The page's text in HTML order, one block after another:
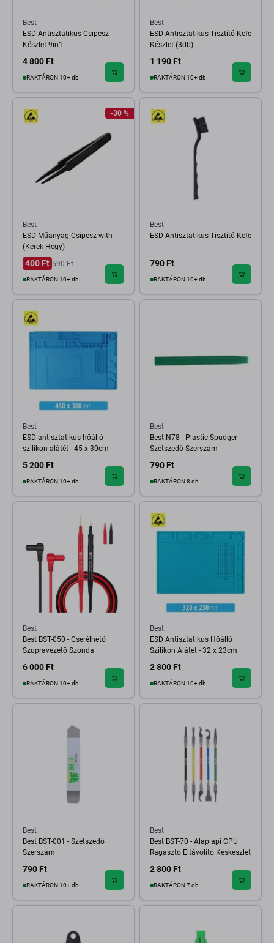
Best
ESD Antisztatikus Csipesz
Készlet 9in1
4 800 Ft
RAKTÁRON 10+ db
Best
ESD Antisztatikus Tisztító Kefe
Készlet (3db)
1 190 Ft
RAKTÁRON 10+ db
-30 %
Best
ESD Műanyag Csipesz with
(Kerek Hegy)
400 Ft 590 Ft
RAKTÁRON 10+ db
Best
ESD Antisztatikus Tisztító Kefe
790 Ft
RAKTÁRON 10+ db
Best
ESD antisztatikus hőálló
szilikon alátét - 45 x 30cm
5 200 Ft
RAKTÁRON 10+ db
Best
Best N78 - Plastic Spudger -
Szétszedő Szerszám
790 Ft
RAKTÁRON 8 db
Best
Best BST-050 - Cserélhető
Szupravezető Szonda
6 000 Ft
RAKTÁRON 10+ db
Best
ESD Antisztatikus Hőálló
Szilikon Alátét - 32 x 23cm
2 800 Ft
RAKTÁRON 10+ db
Best
Best BST-001 - Szétszedő
Szerszám
790 Ft
RAKTÁRON 10+ db
Best
Best BST-70 - Alaplapi CPU
Ragasztó Eltávolító Késkészlet
2 800 Ft
RAKTÁRON 7 db